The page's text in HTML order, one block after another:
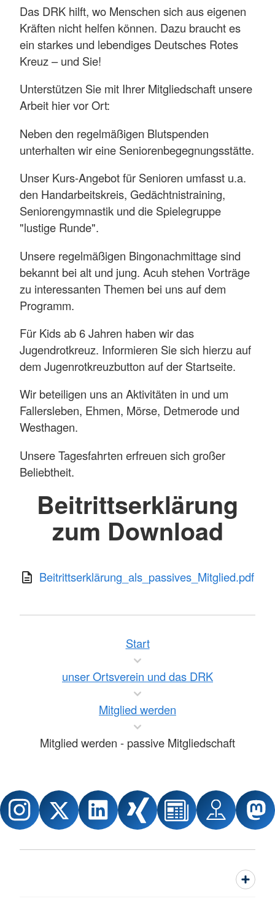
Das DRK hilft, wo Menschen sich aus eigenen
Kräften nicht helfen können. Dazu braucht es
ein starkes und lebendiges Deutsches Rotes
Kreuz – und Sie!
Unterstützen Sie mit Ihrer Mitgliedschaft unsere
Arbeit hier vor Ort:
Neben den regelmäßigen Blutspenden
unterhalten wir eine Seniorenbegegnungsstätte.
Unser Kurs-Angebot für Senioren umfasst u.a.
den Handarbeitskreis, Gedächtnistraining,
Seniorengymnastik und die Spielegruppe
"lustige Runde".
Unsere regelmäßigen Bingonachmittage sind
bekannt bei alt und jung. Acuh stehen Vorträge
zu interessanten Themen bei uns auf dem
Programm.
Für Kids ab 6 Jahren haben wir das
Jugendrotkreuz. Informieren Sie sich hierzu auf
dem Jugenrotkreuzbutton auf der Startseite.
Wir beteiligen uns an Aktivitäten in und um
Fallersleben, Ehmen, Mörse, Detmerode und
Westhagen.
Unsere Tagesfahrten erfreuen sich großer
Beliebtheit.
Beitrittserklärung
zum Download
Beitrittserklärung_als_passives_Mitglied.pdf
Start
unser Ortsverein und das DRK
Mitglied werden
Mitglied werden - passive Mitgliedschaft